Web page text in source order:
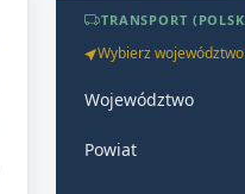
TRANSPORT
Wybierz
Województwo
Powiat